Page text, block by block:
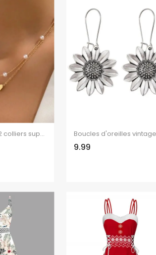
Ensemble de 2 colliers superposés avec pendentif cœur en fausse perle et collier rétro
9.99